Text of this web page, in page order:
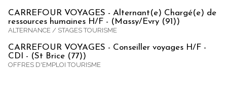
CARREFOUR VOYAGES - Alternant(e) Chargé(e) de
ressources humaines H/F - (Massy/Evry (91))
ALTERNANCE / STAGES TOURISME
CARREFOUR VOYAGES - Conseiller voyages H/F -
CDI - (St Brice (77))
OFFRES D'EMPLOI TOURISME